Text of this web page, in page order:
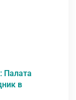
Палата
в